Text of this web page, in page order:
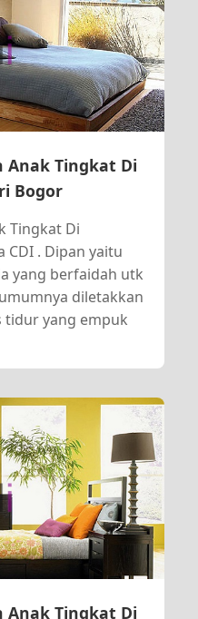
Anak Tingkat Di
Bogor
Tingkat Di
. Dipan yaitu
yang berfaidah utk
diletakkan
tidur yang empuk
Anak Tingkat Di